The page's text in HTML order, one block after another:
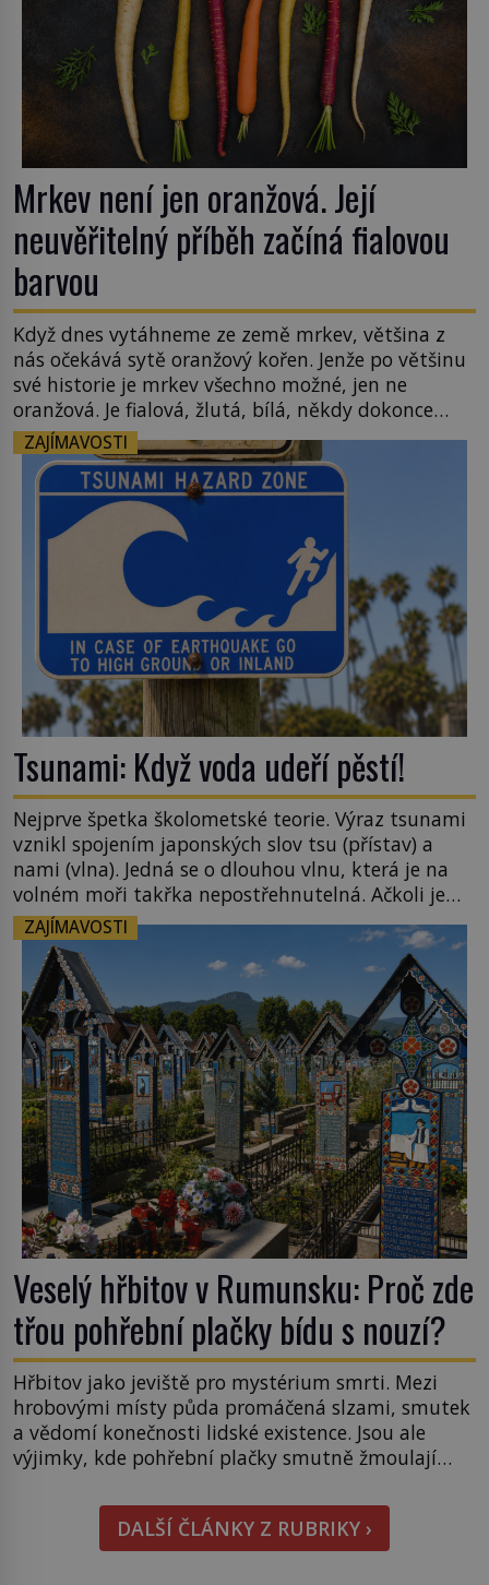
Mrkev není jen oranžová. Její
neuvěřitelný příběh začíná fialovou
barvou
Když dnes vytáhneme ze země mrkev, většina z
nás očekává sytě oranžový kořen. Jenže po většinu
své historie je mrkev všechno možné, jen ne
oranžová. Je fialová, žlutá, bílá, někdy dokonce
téměř černá. Až díky stovkám let pečlivého
šlechtění se z ní stává zelenina, bez které si českou
zahradu ani nedokážeme představit. Její příběh je
ZAJÍMAVOSTI
Tsunami: Když voda udeří pěstí!
Nejprve špetka školometské teorie. Výraz tsunami
vznikl spojením japonských slov tsu (přístav) a
nami (vlna). Jedná se o dlouhou vlnu, která je na
volném moři takřka nepostřehnutelná. Ačkoli je
vlnová délka tsunami i 300 kilometrů, výška vlny
na volném moři je maximálně 1,5 metru. Máme se
podobné obří vlny obávat i v Evropě? Vznik
tsunami si […]
ZAJÍMAVOSTI
Veselý hřbitov v Rumunsku: Proč zde
třou pohřební plačky bídu s nouzí?
Hřbitov jako jeviště pro mystérium smrti. Mezi
hrobovými místy půda promáčená slzami, smutek
a vědomí konečnosti lidské existence. Jsou ale
výjimky, kde pohřební plačky smutně žmoulají
pohledu na výši vyměřené podpory
v nezaměstnanosti. Kam vás pozveme? Unikátní
hřbitov, který si vysloužil název „Veselý“, najdeme
DALŠÍ ČLÁNKY Z RUBRIKY ›